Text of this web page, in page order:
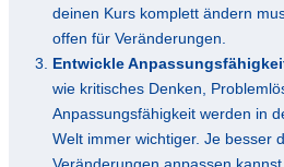
deinen Kurs komplett ändern
offen für Veränderungen.
Entwickle
wie kritisches Denken,
Anpassungsfähigkeit werden in
Welt immer wichtiger. Je besser
Veränderungen anpassen